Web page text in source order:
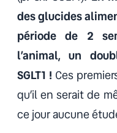
des glucides
période de 2
l’animal, un
SGLT1 ! Ces
qu’il en serait de
ce jour aucune